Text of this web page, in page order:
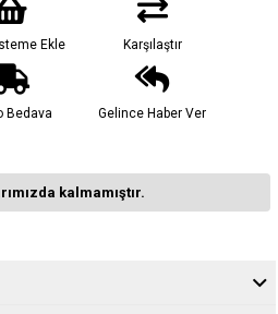
Ekle Karşılaştır
Bedava Gelince Haber Ver
kalmamıştır.